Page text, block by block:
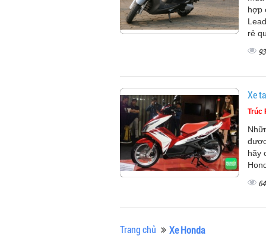
hợp
rẻ
Xe
Trúc
hãy
Trang chủ Xe Honda